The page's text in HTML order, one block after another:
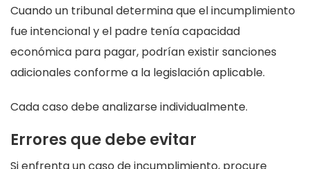
Cuando un tribunal determina que el incumplimiento
fue intencional y el padre tenía capacidad
económica para pagar, podrían existir sanciones
adicionales conforme a la legislación aplicable.
Cada caso debe analizarse individualmente.
Errores que debe evitar